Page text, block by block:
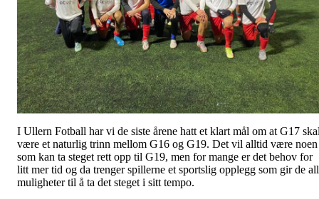
I Ullern Fotball har vi de siste årene hatt et klart mål om at G17
være et naturlig trinn mellom G16 og G19. Det vil alltid være noen
som kan ta steget rett opp til G19, men for mange er det behov for
litt mer tid og da trenger spillerne et sportslig opplegg som gir de
muligheter til å ta det steget i sitt tempo.